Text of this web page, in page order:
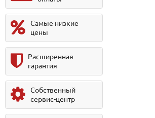
Самые низкие
цены
Расширенная
гарантия
Собственный
сервис-центр